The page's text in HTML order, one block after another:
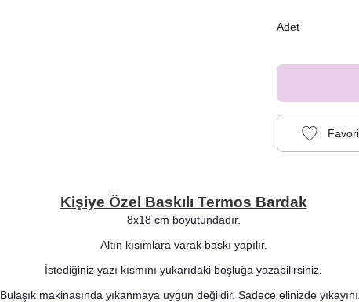
Adet
Kişiye Özel Baskılı Termos Bardak
8x18 cm boyutundadır.
Altın kısımlara varak baskı yapılır.
İstediğiniz yazı kısmını yukarıdaki boşluğa yazabilirsiniz.
Bulaşık makinasında yıkanmaya uygun değildir. Sadece elinizde